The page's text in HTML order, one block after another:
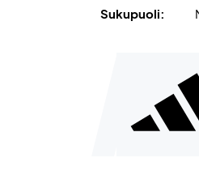
Lisäksi mallissa käytetty
Malli on yksinkertainen mutta
naispelaajille. Se on myös
Sukupuoli: